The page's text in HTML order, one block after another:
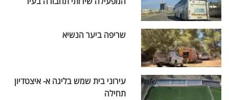
שריפה ביער הנשיא
עירוני בית שמש בליגה א- איצטדיון
תחילה